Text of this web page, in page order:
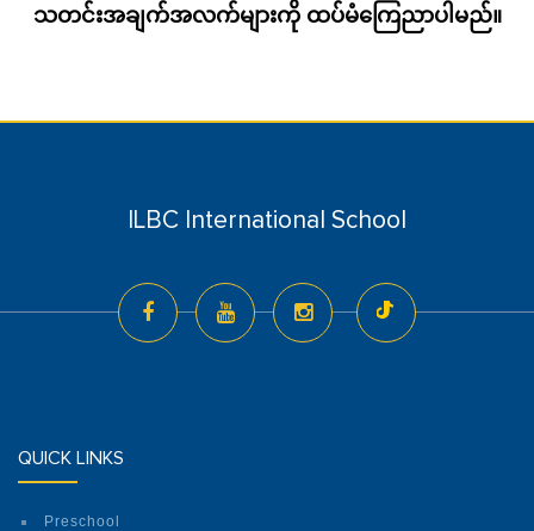
သတင်းအချက်အလက်များကို ထပ်မံကြေညာပါမည်။
ILBC International School
QUICK LINKS
Preschool